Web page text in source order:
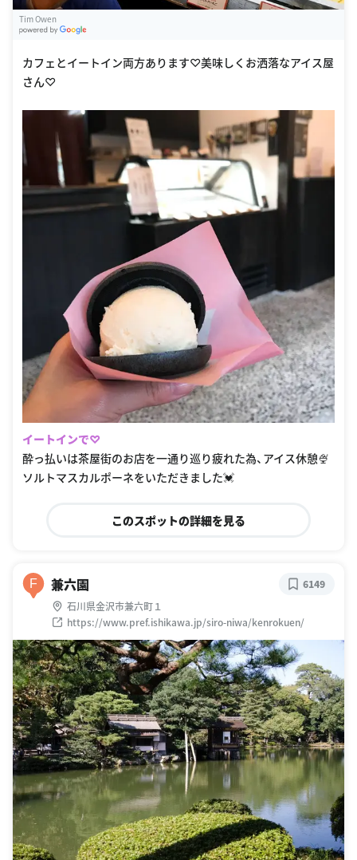
Tim Owen
カフェとイートイン両方あります♡美味しくお洒落なアイス屋
さん♡
イートインで♡
酔っ払いは茶屋街のお店を一通り巡り疲れた為、アイス休憩🍨
ソルトマスカルポーネをいただきました💓
このスポットの詳細を見る
F 兼六園
石川県金沢市兼六町１
https://www.pref.ishikawa.jp/siro-niwa/kenrokuen/
6149